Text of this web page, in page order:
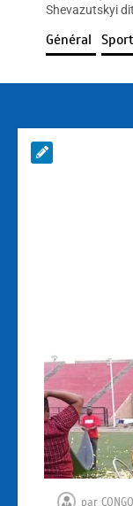
Shevazutskyi
Général
par